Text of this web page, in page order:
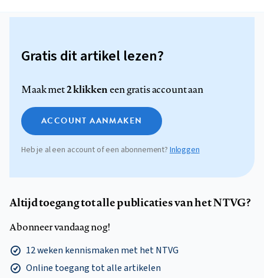
Gratis dit artikel lezen?
Maak met2 klikkeneen gratis account aan
ACCOUNT AANMAKEN
Heb je al een account of een abonnement? Inloggen
Altijd toegang tot alle publicaties van het NTVG?
Abonneer vandaag nog!
12 weken kennismaken met het NTVG
Online toegang tot alle artikelen